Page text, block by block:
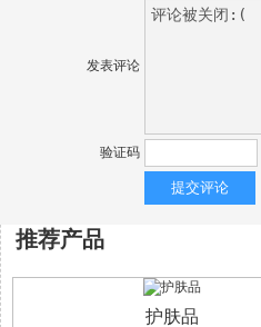
发表评论
验证码
推荐产品
护肤品